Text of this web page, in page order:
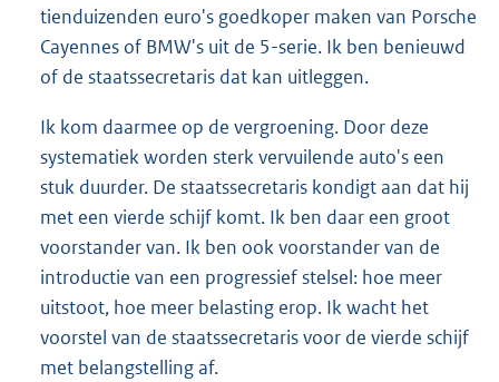
tienduizenden euro's goedkoper maken van Porsche
Cayennes of BMW's uit de 5-serie. Ik ben benieuwd
of de staatssecretaris dat kan uitleggen.
Ik kom daarmee op de vergroening. Door deze
systematiek worden sterk vervuilende auto's een
stuk duurder. De staatssecretaris kondigt aan dat hij
met een vierde schijf komt. Ik ben daar een groot
voorstander van. Ik ben ook voorstander van de
introductie van een progressief stelsel: hoe meer
uitstoot, hoe meer belasting erop. Ik wacht het
voorstel van de staatssecretaris voor de vierde schijf
met belangstelling af.